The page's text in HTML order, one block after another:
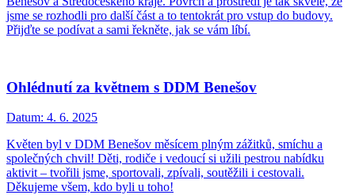
jsme se rozhodli pro další část a to tentokrát pro vstup do budovy.
Přijďte se podívat a sami řekněte, jak se vám líbí.
Ohlédnutí za květnem s DDM Benešov
Datum: 4. 6. 2025
Květen byl v DDM Benešov měsícem plným zážitků, smíchu a
společných chvil! Děti, rodiče i vedoucí si užili pestrou nabídku
aktivit – tvořili jsme, sportovali, zpívali, soutěžili i cestovali.
Děkujeme všem, kdo byli u toho!